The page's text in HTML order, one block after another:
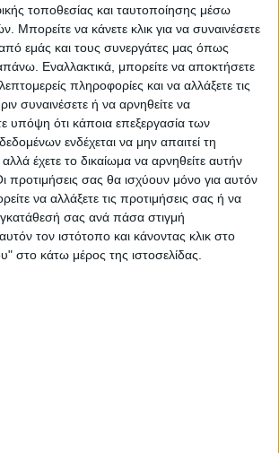
τοποθεσίας και ταυτοποίησης μέσω
να κάνετε κλικ για να συναινέσετε
εμάς και τους συνεργάτες μας όπως
Εναλλακτικά, μπορείτε να αποκτήσετε
πληροφορίες και να αλλάξετε τις
συναινέσετε ή να αρνηθείτε να
υπόψη ότι κάποια επεξεργασία των
ενδέχεται να μην απαιτεί τη
έχετε το δικαίωμα να αρνηθείτε αυτήν
προτιμήσεις σας θα ισχύουν μόνο για αυτόν
να αλλάξετε τις προτιμήσεις σας ή να
σας ανά πάσα στιγμή
τον ιστότοπο και κάνοντας κλικ στο
στο κάτω μέρος της ιστοσελίδας.
423,00€
ΠΟΛΥΘΡΟΝΕΣ